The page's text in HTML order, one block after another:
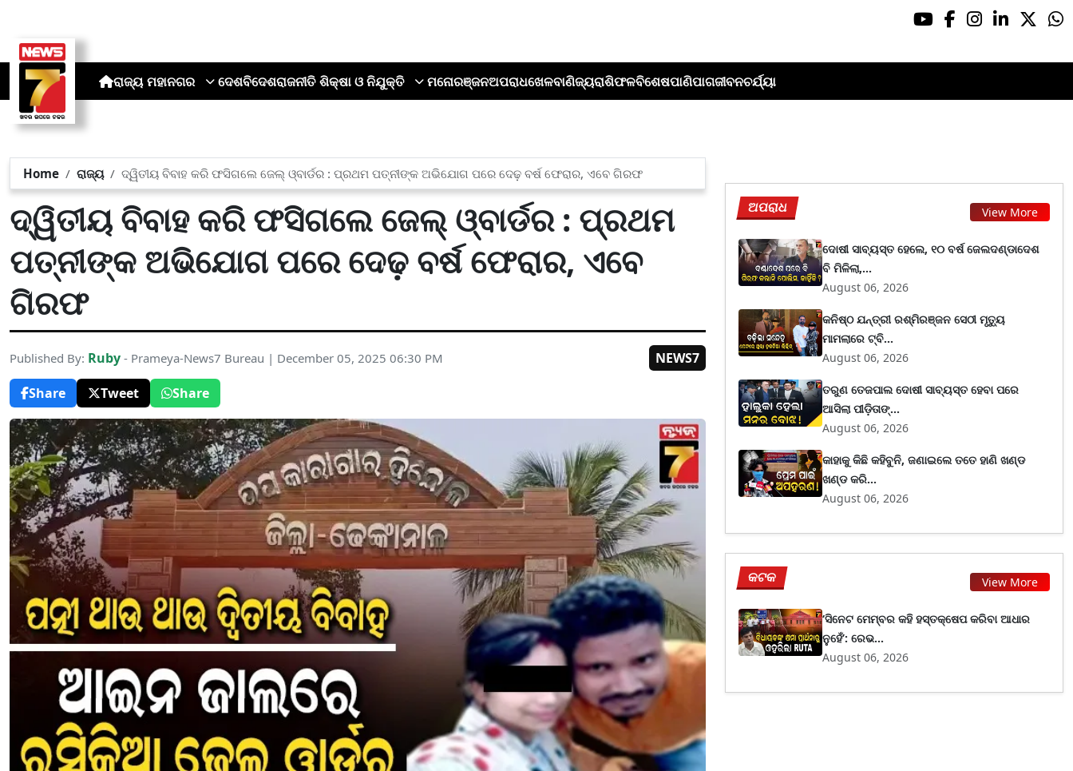
ରାଜ୍ୟ ମହାନଗର ଦେଶବିଦେଶରାଜନୀତି ଶିକ୍ଷା ଓ ନିଯୁକ୍ତି ମନୋରଞ୍ଜନଅପରାଧଖେଳବାଣିଜ୍ୟରାଶିଫଳବିଶେଷପାଣିପାଗଜୀବନଚର୍ଯ୍ୟା
Home ରାଜ୍ୟ ଦ୍ୱିତୀୟ ବିବାହ କରି ଫସିଗଲେ ଜେଲ୍ ଓ୍ବାର୍ଡର : ପ୍ରଥମ ପତ୍ନୀଙ୍କ ଅଭିଯୋଗ ପରେ ଦେଢ଼ ବର୍ଷ ଫେରାର, ଏବେ ଗିରଫ
ଦ୍ୱିତୀୟ ବିବାହ କରି ଫସିଗଲେ ଜେଲ୍ ଓ୍ବାର୍ଡର : ପ୍ରଥମ
ପତ୍ନୀଙ୍କ ଅଭିଯୋଗ ପରେ ଦେଢ଼ ବର୍ଷ ଫେରାର, ଏବେ
ଗିରଫ
Published By: Ruby - Prameya-News7 Bureau | December 05, 2025 06:30 PM
NEWS7
Share
Tweet Share
ଅପରାଧ View More
ଦୋଷୀ ସାବ୍ୟସ୍ତ ହେଲେ, ୧୦ ବର୍ଷ ଜେଲଦଣ୍ଡାଦେଶ
ବି ମିଳିଲା,...
August 06, 2026
କନିଷ୍ଠ ଯନ୍ତ୍ରୀ ରଶ୍ମିରଞ୍ଜନ ସେଠୀ ମୃତ୍ୟୁ
ମାମଲାରେ ଟ୍ବି...
August 06, 2026
ତରୁଣ ତେଜପାଲ ଦୋଷୀ ସାବ୍ୟସ୍ତ ହେବା ପରେ
ଆସିଲା ପୀଡ଼ିତାଙ୍...
August 06, 2026
କାହାକୁ କିଛି କହିବୁନି, ଜଣାଇଲେ ତତେ ହାଣି ଖଣ୍ଡ
ଖଣ୍ଡ କରି...
August 06, 2026
କଟକ View More
‘ସିନେଟ ମେମ୍ବର କହି ହସ୍ତକ୍ଷେପ କରିବା ଆଧାର
ନୁହେଁ’: ରେଭ...
August 06, 2026